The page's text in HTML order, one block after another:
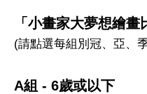
「小畫家大夢想繪
(請點選每組別冠、亞、
A組 - 6歲或以下